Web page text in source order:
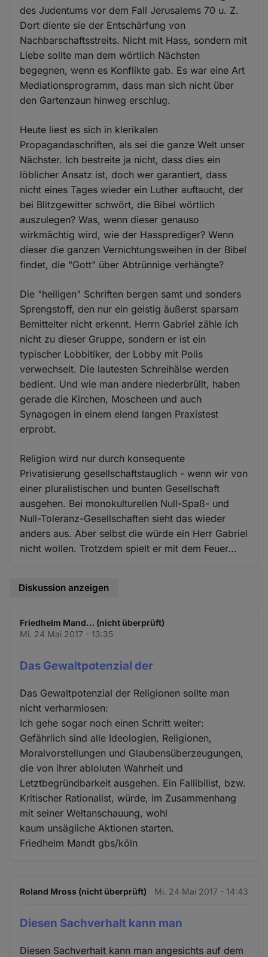
des Judentums vor dem Fall Jerusalems 70 u. Z.
Dort diente sie der Entschärfung von
Nachbarschaftsstreits. Nicht mit Hass, sondern mit
Liebe sollte man dem wörtlich Nächsten
begegnen, wenn es Konflikte gab. Es war eine Art
Mediationsprogramm, dass man sich nicht über
den Gartenzaun hinweg erschlug.
Heute liest es sich in klerikalen
Propagandaschriften, als sei die ganze Welt unser
Nächster. Ich bestreite ja nicht, dass dies ein
löblicher Ansatz ist, doch wer garantiert, dass
nicht eines Tages wieder ein Luther auftaucht, der
bei Blitzgewitter schwört, die Bibel wörtlich
auszulegen? Was, wenn dieser genauso
wirkmächtig wird, wie der Hassprediger? Wenn
dieser die ganzen Vernichtungsweihen in der Bibel
findet, die "Gott" über Abtrünnige verhängte?
Die "heiligen" Schriften bergen samt und sonders
Sprengstoff, den nur ein geistig äußerst sparsam
Bemittelter nicht erkennt. Herrn Gabriel zähle ich
nicht zu dieser Gruppe, sondern er ist ein
typischer Lobbitiker, der Lobby mit Polis
verwechselt. Die lautesten Schreihälse werden
bedient. Und wie man andere niederbrüllt, haben
gerade die Kirchen, Moscheen und auch
Synagogen in einem elend langen Praxistest
erprobt.
Religion wird nur durch konsequente
Privatisierung gesellschaftstauglich - wenn wir von
einer pluralistischen und bunten Gesellschaft
ausgehen. Bei monokulturellen Null-Spaß- und
Null-Toleranz-Gesellschaften sieht das wieder
anders aus. Aber selbst die würde ein Herr Gabriel
nicht wollen. Trotzdem spielt er mit dem Feuer...
Diskussion anzeigen
Friedhelm Mand… (nicht überprüft)
Mi. 24 Mai 2017 - 13:35
Das Gewaltpotenzial der
Das Gewaltpotenzial der Religionen sollte man
nicht verharmlosen:
Ich gehe sogar noch einen Schritt weiter:
Gefährlich sind alle Ideologien, Religionen,
Moralvorstellungen und Glaubensüberzeugungen,
die von ihrer abloluten Wahrheit und
Letztbegründbarkeit ausgehen. Ein Fallibilist, bzw.
Kritischer Rationalist, würde, im Zusammenhang
mit seiner Weltanschauung, wohl
kaum unsägliche Aktionen starten.
Friedhelm Mandt gbs/köln
Roland Mross (nicht überprüft) Mi. 24 Mai 2017 - 14:43
Diesen Sachverhalt kann man
Diesen Sachverhalt kann man angesichts auf dem